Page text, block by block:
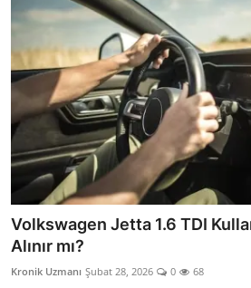
Volkswagen Jetta 1.6 TDI
Alınır mı?
Kronik Uzmanı Şubat 28, 2026 0 68